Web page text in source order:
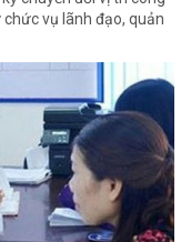
vụ lãnh đạo, quản